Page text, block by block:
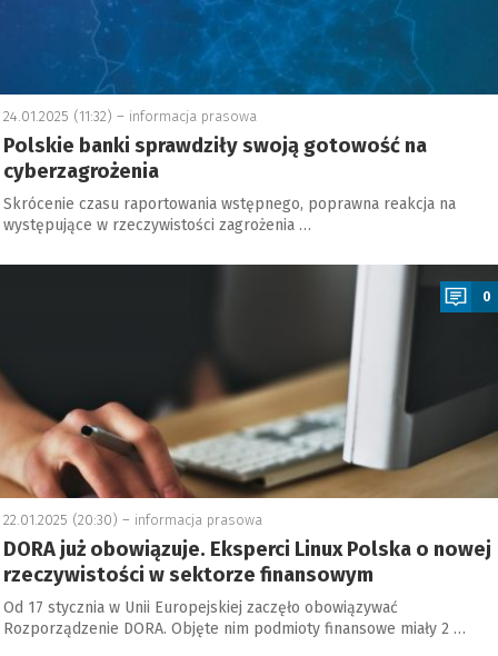
24.01.2025 (11:32) – informacja prasowa
Polskie banki sprawdziły swoją gotowość na
cyberzagrożenia
Skrócenie czasu raportowania wstępnego, poprawna reakcja na
występujące w rzeczywistości zagrożenia …
0
22.01.2025 (20:30) – informacja prasowa
DORA już obowiązuje. Eksperci Linux Polska o nowej
rzeczywistości w sektorze finansowym
Od 17 stycznia w Unii Europejskiej zaczęło obowiązywać
Rozporządzenie DORA. Objęte nim podmioty finansowe miały 2 …